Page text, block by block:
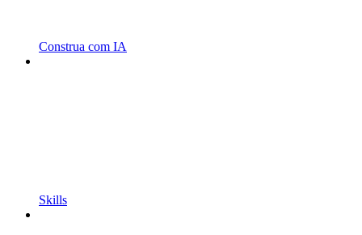
Construa com IA
Skills